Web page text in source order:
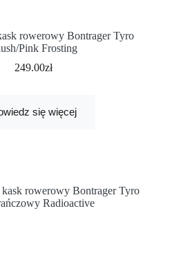
rowerowy Bontrager Tyro
Pink Frosting
249.00zł
się więcej